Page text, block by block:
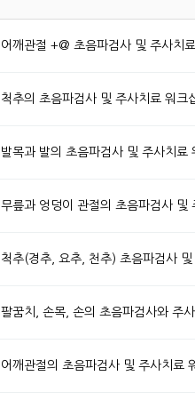
어깨관절 +@ 초음파검사 및 주사치
척추의 초음파검사 및 주사치료 워크
발목과 발의 초음파검사 및 주사치료
무릎과 엉덩이 관절의 초음파검사 및
척추(경추, 요추, 천추) 초음파검사
팔꿈치, 손목, 손의 초음파검사와 주
어깨관절의 초음파검사 및 주사치료